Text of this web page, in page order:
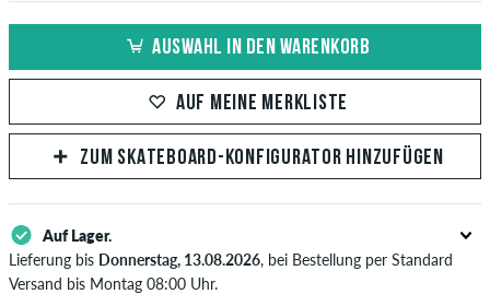
AUSWAHL IN DEN WARENKORB
AUF MEINE MERKLISTE
ZUM SKATEBOARD-KONFIGURATOR HINZUFÜGEN
Auf Lager.
Lieferung bis Donnerstag, 13.08.2026, bei Bestellung per Standard
Versand bis Montag 08:00 Uhr.